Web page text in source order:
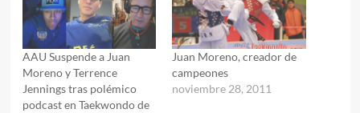
AAU Suspende a Juan
Moreno y Terrence
Jennings tras polémico
podcast en Taekwondo de
Juan Moreno, creador de
campeones
noviembre 28, 2011